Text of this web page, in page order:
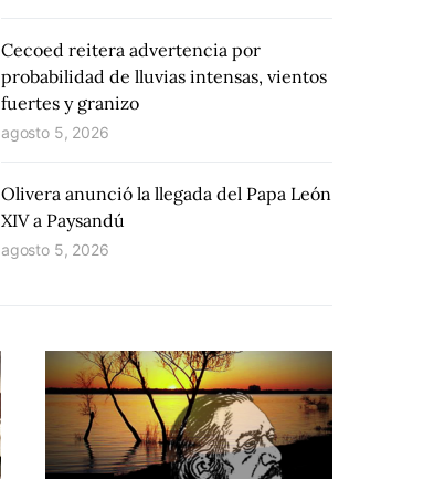
Cecoed reitera advertencia por
probabilidad de lluvias intensas, vientos
fuertes y granizo
agosto 5, 2026
Olivera anunció la llegada del Papa León
XIV a Paysandú
agosto 5, 2026